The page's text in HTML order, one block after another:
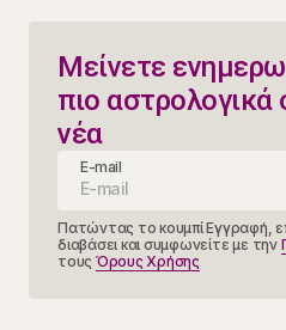
Μείνετε
πιο αστρολογικά
νέα
E-mail
Πατώντας το κουμπί Εγγραφή,
διαβάσει και συμφωνείτε με την
τους Όρους Χρήσης